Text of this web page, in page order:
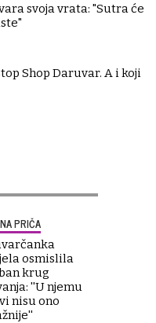
svoja vrata: "Sutra će
Shop Daruvar. A i koji
PRIČA
osmislila
krug
''U njemu
nisu ono